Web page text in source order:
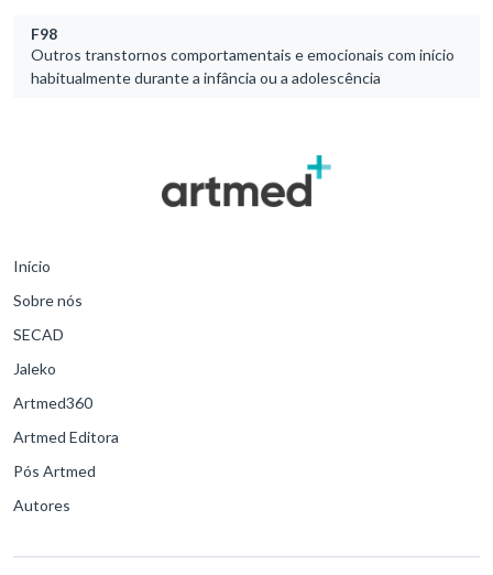
F98
Outros transtornos comportamentais e emocionais com início
habitualmente durante a infância ou a adolescência
Início
Sobre nós
SECAD
Jaleko
Artmed360
Artmed Editora
Pós Artmed
Autores